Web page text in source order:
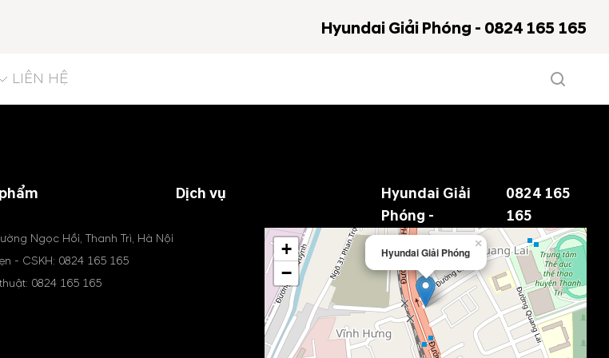
Hyundai Giải Phóng - 0824 165 165
LIÊN HỆ
Dịch vụ
Hyundai Giải
Phóng -
0824 165
165
Ngọc Hồi, Thanh Trì, Hà Nội
- CSKH: 0824 165 165
0824 165 165
Hyundai Giải Phóng
×
+
−